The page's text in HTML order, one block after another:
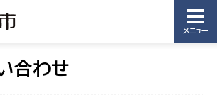
メニュー
合わせ